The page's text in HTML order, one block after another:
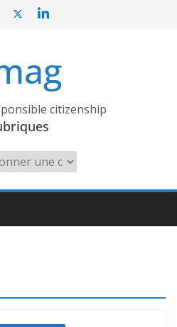
citizenship